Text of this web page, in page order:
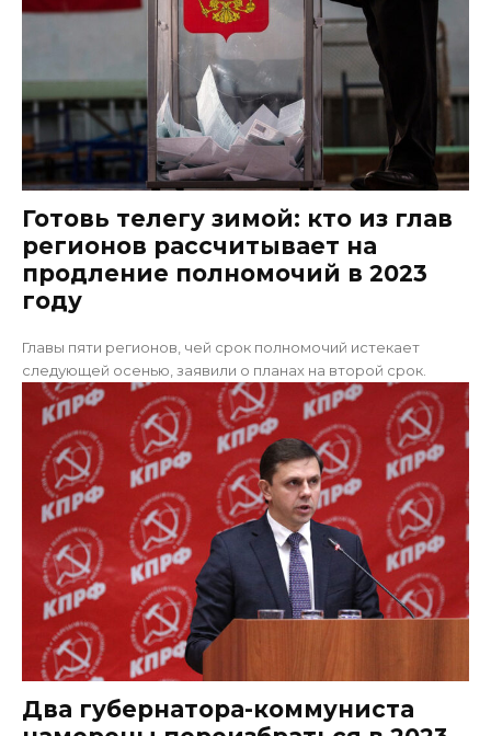
Готовь телегу зимой: кто из глав
регионов рассчитывает на
продление полномочий в 2023
году
Главы пяти регионов, чей срок полномочий истекает
следующей осенью, заявили о планах на второй срок.
Два губернатора-коммуниста